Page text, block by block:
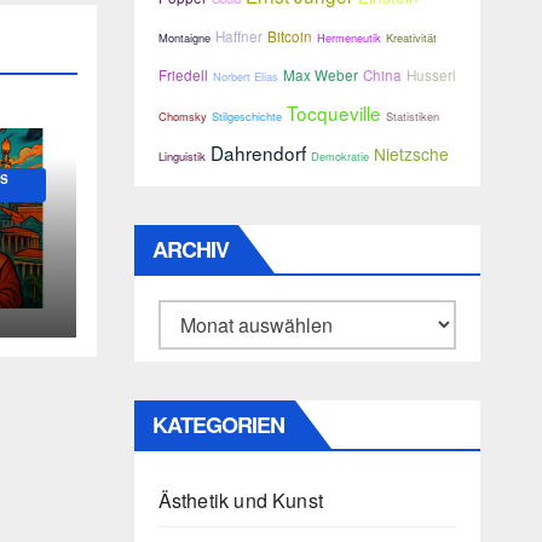
Montaigne Haffner Bitcoin Hermeneutik Kreativität
Friedell Norbert Elias Max Weber China Husserl
Chomsky Stilgeschichte Tocqueville Statistiken
Linguistik Dahrendorf Demokratie Nietzsche
ARCHIV
Archiv
KATEGORIEN
Ästhetik und Kunst